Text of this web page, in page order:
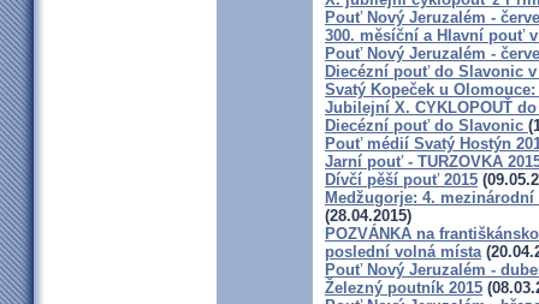
Pouť Nový Jeruzalém -
300. měsíční a Hlavní pouť
Pouť Nový Jeruzalém -
Diecézní pouť do Slavonic
Svatý Kopeček u
Jubilejní X. CYKLOPOUŤ
Diecézní pouť do Slavonic
Pouť médií Svatý Hostýn
Jarní pouť - TURZOVKA
Dívčí pěší pouť 2015
Medžugorje: 4.
(28.04.2015)
POZVÁNKA na
poslední volná místa
Pouť Nový Jeruzalém -
Železný poutník 2015